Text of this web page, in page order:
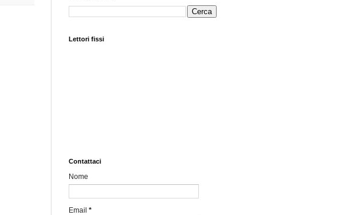
Lettori fissi
Contattaci
Nome
Email *